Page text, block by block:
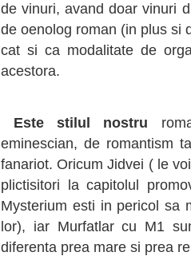
de vinuri, avand doar vinuri
de oenolog roman (in plus si
cat si ca modalitate de
acestora.
Este stilul nostru
eminescian, de romantism
fanariot. Oricum Jidvei ( le
plictisitori la capitolul
Mysterium esti in pericol sa
lor), iar Murfatlar cu M1
diferenta prea mare si prea